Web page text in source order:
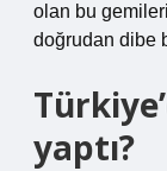
olan bu
doğrudan dibe
yaptı?